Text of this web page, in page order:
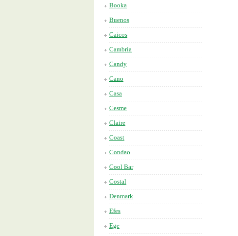
Booka
Buenos
Caicos
Cambria
Candy
Cano
Casa
Cesme
Claire
Coast
Condao
Cool Bar
Costal
Denmark
Efes
Ege